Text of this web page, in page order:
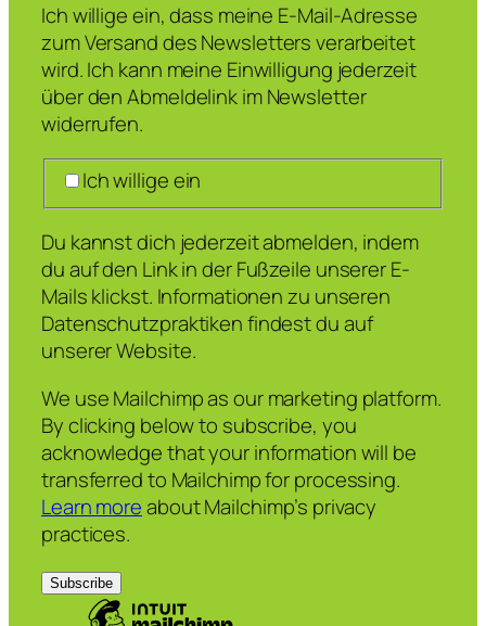
Ich willige ein, dass meine E-Mail-Adresse
zum Versand des Newsletters verarbeitet
wird. Ich kann meine Einwilligung jederzeit
über den Abmeldelink im Newsletter
widerrufen.
Ich willige ein
Du kannst dich jederzeit abmelden, indem
du auf den Link in der Fußzeile unserer E-
Mails klickst. Informationen zu unseren
Datenschutzpraktiken findest du auf
unserer Website.
We use Mailchimp as our marketing platform.
By clicking below to subscribe, you
acknowledge that your information will be
transferred to Mailchimp for processing.
Learn moreabout Mailchimp’s privacy
practices.